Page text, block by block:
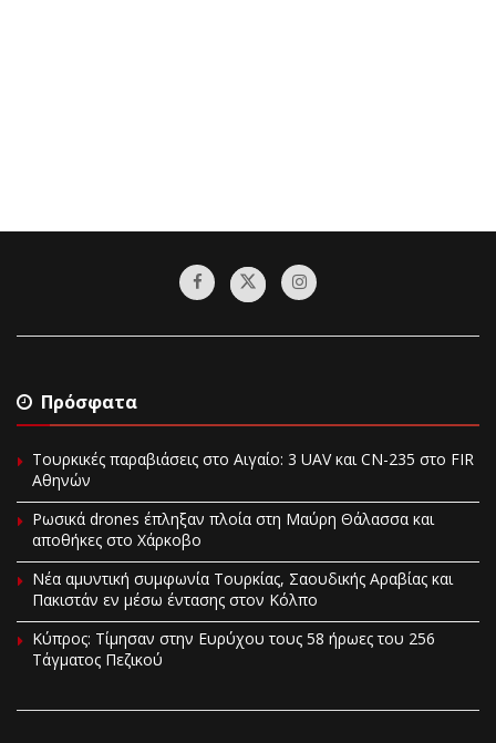
Πρόσφατα
Τουρκικές παραβιάσεις στο Αιγαίο: 3 UAV και CN-235 στο FIR
Αθηνών
Ρωσικά drones έπληξαν πλοία στη Μαύρη Θάλασσα και
αποθήκες στο Χάρκοβο
Νέα αμυντική συμφωνία Τουρκίας, Σαουδικής Αραβίας και
Πακιστάν εν μέσω έντασης στον Κόλπο
Κύπρος: Τίμησαν στην Ευρύχου τους 58 ήρωες του 256
Τάγματος Πεζικού